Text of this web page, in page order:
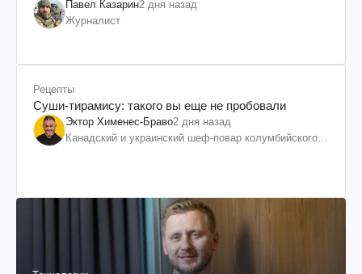
Павел Казарин2 дня назад
Журналист
Рецепты
Суши-тирамису: такого вы еще не пробовали
Эктор Хименес-Браво2 дня назад
Канадский и украинский шеф-повар колумбийского